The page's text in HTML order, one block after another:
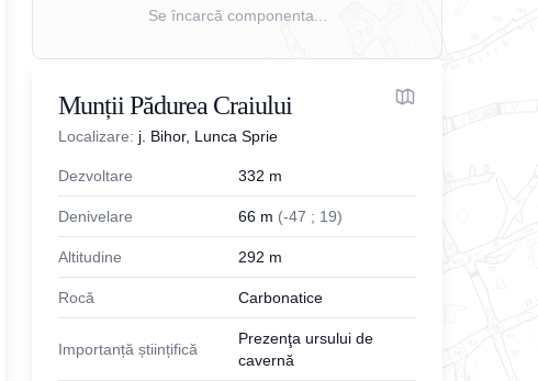
Se încarcă componenta...
Munții Pădurea Craiului
Localizare: j. Bihor, Lunca Sprie
Dezvoltare 332 m
Denivelare 66 m (-47 ; 19)
Altitudine 292 m
Rocă Carbonatice
Importanță științifică
Prezenţa ursului de
cavernă